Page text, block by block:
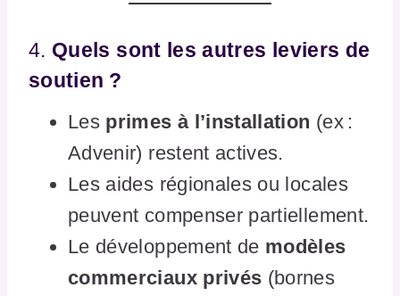
4. Quels sont les autres leviers de
soutien ?
Les primes à l’installation (ex :
Advenir) restent actives.
Les aides régionales ou locales
peuvent compenser partiellement.
Le développement de modèles
commerciaux privés (bornes